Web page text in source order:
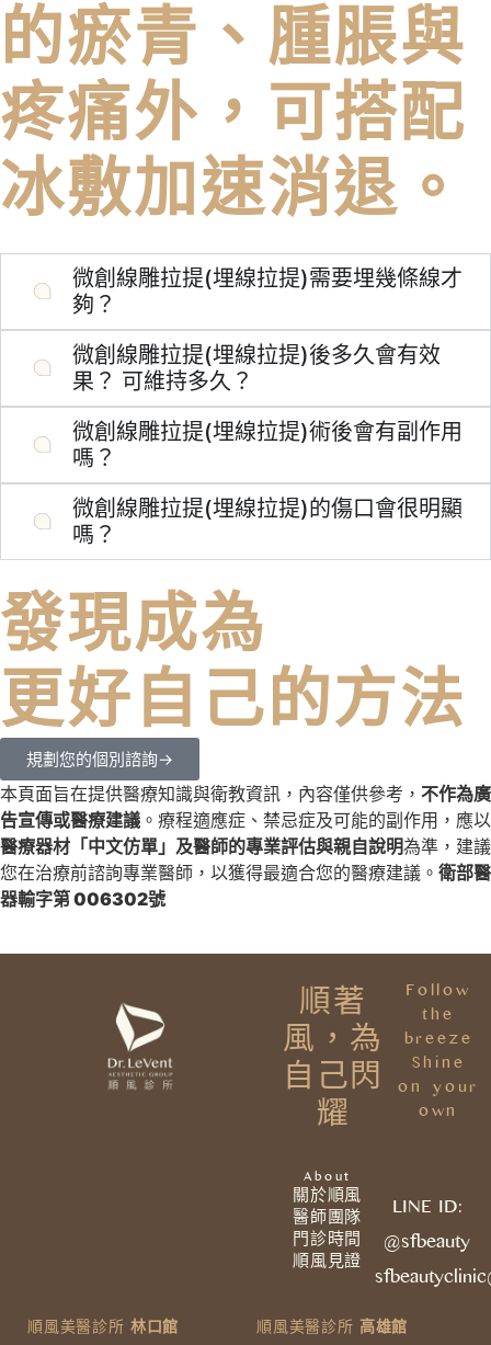
的瘀青、腫脹與
疼痛外，可搭配
冰敷加速消退。
微創線雕拉提(埋線拉提)需要埋幾條線才
夠？
微創線雕拉提(埋線拉提)後多久會有效
果？ 可維持多久？
微創線雕拉提(埋線拉提)術後會有副作⽤
嗎？
微創線雕拉提(埋線拉提)的傷⼝會很明顯
嗎？
發現成為
更好自己的方法
規劃您的個別諮詢→
本頁面旨在提供醫療知識與衛教資訊，內容僅供參考， 不作為廣
告宣傳或醫療建議 。療程適應症、禁忌症及可能的副作用，應以
醫療器材「中文仿單」及醫師的專業評估與親自說明為準，建議
您在治療前諮詢專業醫師，以獲得最適合您的醫療建議。 衛部醫
器輸字第006302號
順著
風，為
自己閃
耀
Follow
the
breeze
Shine
on your
own
About
關於順風
醫師團隊
門診時間
順風見證
LINE ID:
@sfbeauty
順風美醫診所 林口館 順風美醫診所 高雄館